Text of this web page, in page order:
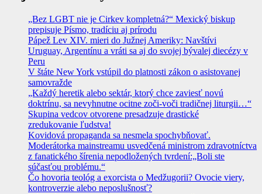
„Bez LGBT nie je Cirkev kompletná?“ Mexický biskup
prepisuje Písmo, tradíciu aj prírodu
Pápež Lev XIV. mieri do Južnej Ameriky: Navštívi
Uruguay, Argentínu a vráti sa aj do svojej bývalej diecézy v
Peru
V štáte New York vstúpil do platnosti zákon o asistovanej
samovražde
„Každý heretik alebo sektár, ktorý chce zaviesť novú
doktrínu, sa nevyhnutne ocitne zoči-voči tradičnej liturgii…“
Skupina vedcov otvorene presadzuje drastické
zredukovanie ľudstva!
Kovidová propaganda sa nesmela spochybňovať.
Moderátorka mainstreamu usvedčená ministrom zdravotníctva
z fanatického šírenia nepodložených tvrdení:„Boli ste
súčasťou problému.“
Čo hovoria teológ a exorcista o Medžugorii? Ovocie viery,
kontroverzie alebo neposlušnosť?